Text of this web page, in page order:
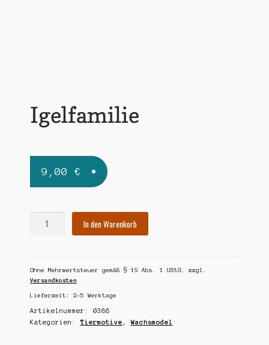
Igelfamilie
9,00 €
In den Warenkorb
Ohne Mehrwertsteuer gemäß § 19 Abs. 1 UStG.
zzgl.
Versandkosten
Lieferzeit: 2-5 Werktage
Artikelnummer: 0386
Kategorien:Tiermotive ,Wachsmodel